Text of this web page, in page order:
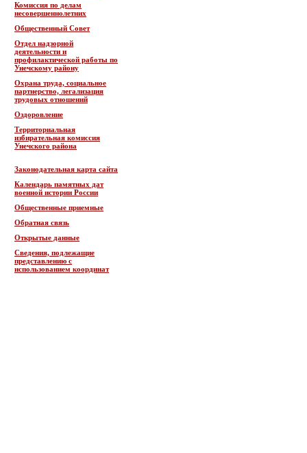
Комиссия по делам
несовершеннолетних
Общественный Совет
Отдел надзорной
деятельности и
профилактической работы по
Унечскому району
Охрана труда, социальное
партнерство, легализация
трудовых отношений
Оздоровление
Территориальная
избирательная комиссия
Унечского района
Законодательная карта сайта
Календарь памятных дат
военной истории России
Общественные приемные
Обратная связь
Открытые данные
Сведения, подлежащие
представлению с
использованием координат